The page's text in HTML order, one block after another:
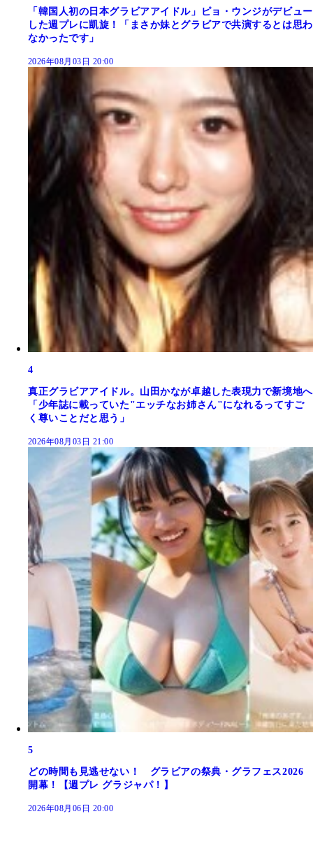
「韓国人初の日本グラビアアイドル」ピョ・ウンジがデビュー
した週プレに凱旋！「まさか妹とグラビアで共演するとは思わ
なかったです」
2026年08月03日 20:00
4
真正グラビアアイドル。山田かなが卓越した表現力で新境地へ
「少年誌に載っていた"エッチなお姉さん"になれるってすご
く尊いことだと思う」
2026年08月03日 21:00
5
どの時間も見逃せない！ グラビアの祭典・グラフェス2026
開幕！【週プレ グラジャパ！】
2026年08月06日 20:00